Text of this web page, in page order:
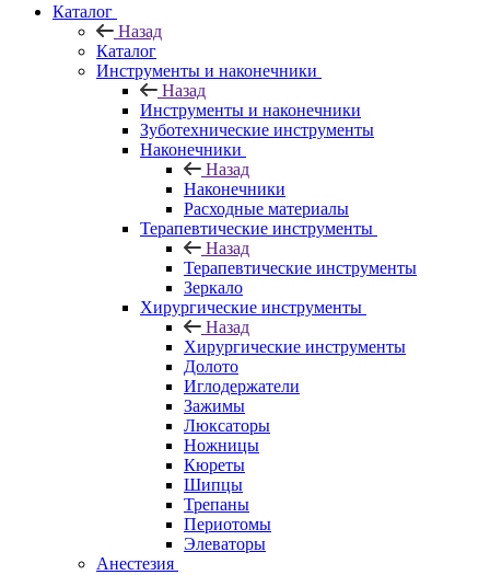
Каталог
Назад
Каталог
Инструменты и наконечники
Назад
Инструменты и наконечники
Зуботехнические инструменты
Наконечники
Назад
Наконечники
Расходные материалы
Терапевтические инструменты
Назад
Терапевтические инструменты
Зеркало
Хирургические инструменты
Назад
Хирургические инструменты
Долото
Иглодержатели
Зажимы
Люксаторы
Ножницы
Кюреты
Шипцы
Трепаны
Периотомы
Элеваторы
Анестезия